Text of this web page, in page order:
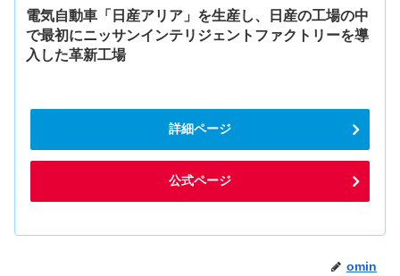
電気自動車「日産アリア」を生産し、日産の工場の中
で最初にニッサンインテリジェントファクトリーを導
入した革新工場
詳細ページ
公式ページ
omin